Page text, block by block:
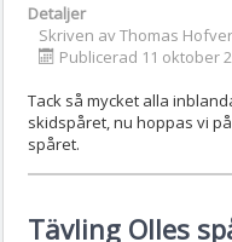
Detaljer
Skriven avThomas
Publicerad 11 oktober
Tack så mycket alla
skidspåret, nu hoppas vi
spåret.
Tävling Olles